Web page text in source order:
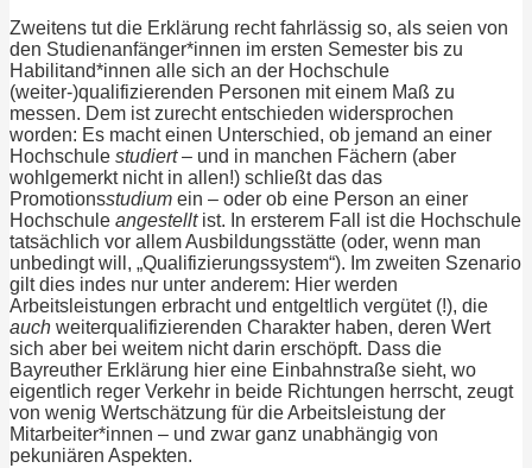
Zweitens tut die Erklärung recht fahrlässig so, als seien von
den Studienanfänger*innen im ersten Semester bis zu
Habilitand*innen alle sich an der Hochschule
(weiter-)qualifizierenden Personen mit einem Maß zu
messen. Dem ist zurecht entschieden widersprochen
worden: Es macht einen Unterschied, ob jemand an einer
Hochschule studiert– und in manchen Fächern (aber
wohlgemerkt nicht in allen!) schließt das das
Promotionsstudium ein – oder ob eine Person an einer
Hochschule angestelltist. In ersterem Fall ist die Hochschule
tatsächlich vor allem Ausbildungsstätte (oder, wenn man
unbedingt will, „Qualifizierungssystem“). Im zweiten Szenario
gilt dies indes nur unter anderem: Hier werden
Arbeitsleistungen erbracht und entgeltlich vergütet (!), die
auch weiterqualifizierenden Charakter haben, deren Wert
sich aber bei weitem nicht darin erschöpft. Dass die
Bayreuther Erklärung hier eine Einbahnstraße sieht, wo
eigentlich reger Verkehr in beide Richtungen herrscht, zeugt
von wenig Wertschätzung für die Arbeitsleistung der
Mitarbeiter*innen – und zwar ganz unabhängig von
pekuniären Aspekten.